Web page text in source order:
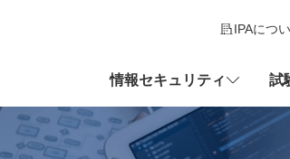
IPAにつ
情報セキュリティ 試